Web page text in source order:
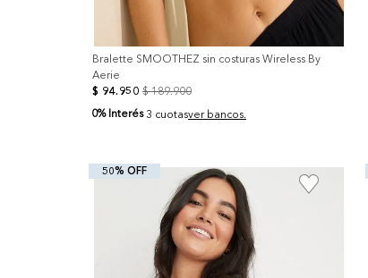
Bralette SMOOTHEZ sin costuras Wireless By
Aerie
$ 94. 950 $ 189.900
0% Interés 3 cuotasver bancos.
50% OFF